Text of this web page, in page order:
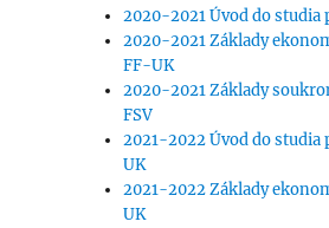
investice a drahé učenbnice“
2020-2021 Úvod do studia
2020-2021 Základy
FF-UK
2020-2021 Základy
FSV
2021-2022 Úvod do studia
UK
2021-2022 Základy
UK